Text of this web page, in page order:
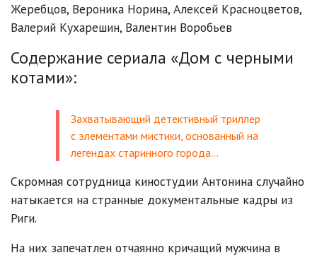
Жеребцов, Вероника Норина, Алексей Красноцветов,
Валерий Кухарешин, Валентин Воробьев
Содержание сериала «Дом с черными
котами»:
Захватывающий детективный триллер
с элементами мистики, основанный на
легендах старинного города…
Скромная сотрудница киностудии Антонина случайно
натыкается на странные документальные кадры из
Риги.
На них запечатлен отчаянно кричащий мужчина в